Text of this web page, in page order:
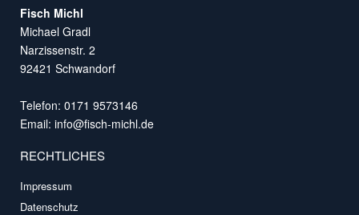
Fisch Michl
Michael Gradl
Narzissenstr. 2
92421 Schwandorf
Telefon: 0171 9573146
Email: info@fisch-michl.de
RECHTLICHES
Impressum
Datenschutz